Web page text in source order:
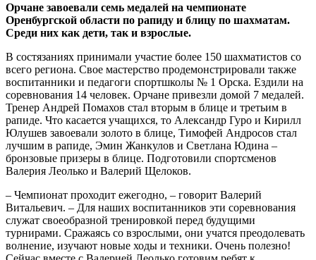
Орчане завоевали семь медалей на чемпионате
Оренбургской области по рапиду и блицу по шахматам.
Среди них как дети, так и взрослые.
В состязаниях принимали участие более 150 шахматистов со
всего региона. Свое мастерство продемонстрировали также
воспитанники и педагоги спортшколы № 1 Орска. Ездили на
соревнования 14 человек. Орчане привезли домой 7 медалей.
Тренер Андрей Помахов стал вторым в блице и третьим в
рапиде. Что касается учащихся, то Александр Гуро и Кирилл
Юлушев завоевали золото в блице, Тимофей Андросов стал
лучшим в рапиде, Эмин Жанкулов и Светлана Юдина –
бронзовые призеры в блице. Подготовили спортсменов
Валерия Леолько и Валерий Щелоков.
– Чемпионат проходит ежегодно, – говорит Валерий
Витальевич. – Для наших воспитанников эти соревнования
служат своеобразной тренировкой перед будущими
турнирами. Сражаясь со взрослыми, они учатся преодолевать
волнение, изучают новые ходы и техники. Очень полезно!